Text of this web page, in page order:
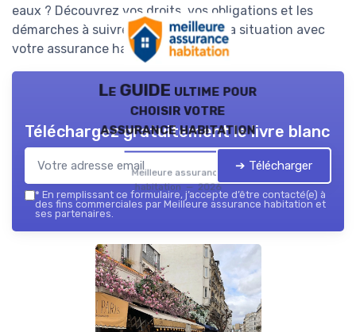
eaux ? Découvrez vos droits, vos obligations et les
démarches à suivre pour bien gérer la situation avec
votre assurance habitation.
Le GUIDE ultime pour
choisir votre
assurance habitation
Meilleure assurance
habitation — 2026
Téléchargez gratuitement le livre blanc
➔ Télécharger
* En remplissant ce formulaire, j’accepte d’être contacté(e) à
des fins commerciales par Meilleure assurance habitation et
ses partenaires.